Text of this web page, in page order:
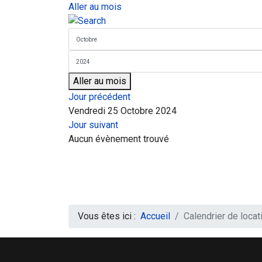
Aller au mois
Aller au mois
Jour précédent
Vendredi 25 Octobre 2024
Jour suivant
Aucun évènement trouvé
Vous êtes ici : Accueil Calendrier de